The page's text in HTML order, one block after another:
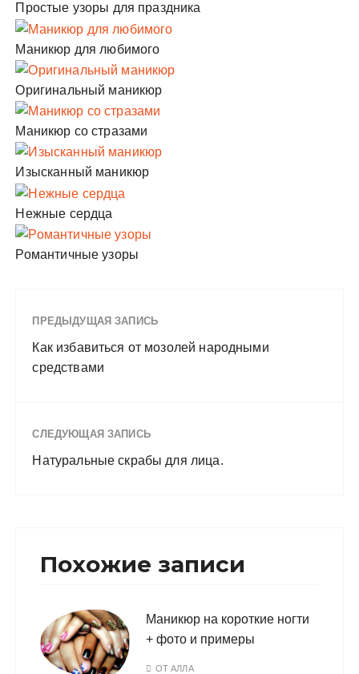
Простые узоры для праздника
Маникюр для любимого
Оригинальный маникюр
Маникюр со стразами
Изысканный маникюр
Нежные сердца
Романтичные узоры
ПРЕДЫДУЩАЯ ЗАПИСЬ
Как избавиться от мозолей народными
средствами
СЛЕДУЮЩАЯ ЗАПИСЬ
Натуральные скрабы для лица.
Похожие записи
Маникюр на короткие ногти
+ фото и примеры
ОТАЛЛА